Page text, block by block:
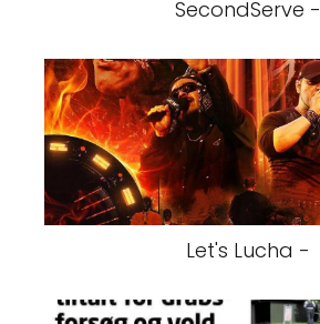
SecondServe -
Let's Lucha -